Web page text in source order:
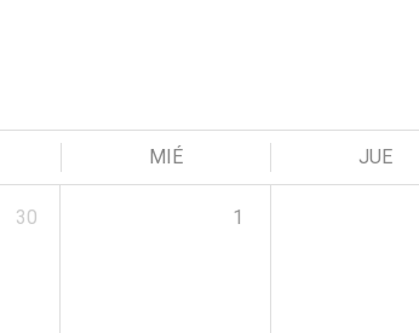
MIÉ JUE
30 1